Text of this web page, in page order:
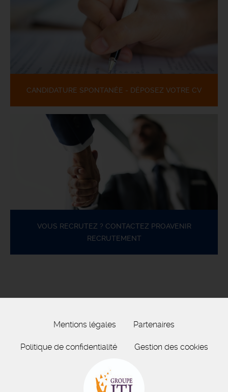
CANDIDATURE SPONTANÉE - DÉPOSEZ VOTRE CV
VOUS RECRUTEZ ? CONTACTEZ PROAVENIR
RECRUTEMENT
Mentions légales Partenaires
Politique de confidentialité Gestion des cookies